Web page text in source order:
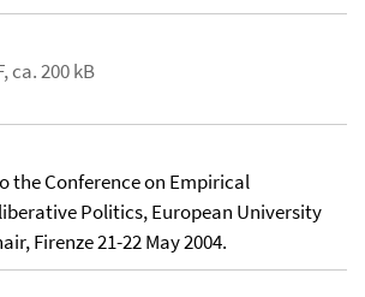
ca. 200 kB
the Conference on Empirical
Politics, European University
Firenze 21-22 May 2004.